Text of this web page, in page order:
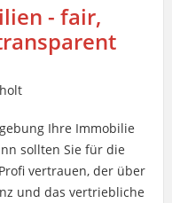
- fair,
Ihre Immobilie
sollten Sie für die
vertrauen, der über
und das vertriebliche